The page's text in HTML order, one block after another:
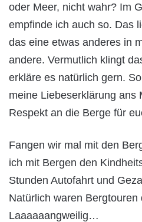
oder Meer, nicht wahr? Im
empfinde ich auch so. Das
das eine etwas anderes in
andere. Vermutlich klingt
erkläre es natürlich gern.
meine Liebeserklärung ans
Respekt an die Berge für
Fangen wir mal mit den
ich mit Bergen den
Stunden Autofahrt und
Natürlich waren Bergtouren
Laaaaaangweilig…